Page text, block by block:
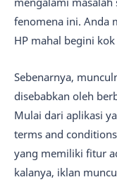
fenomena ini. Anda
HP mahal begini
Sebenarnya,
disebabkan oleh
Mulai dari aplikasi
terms and
yang memiliki fitur
kalanya, iklan